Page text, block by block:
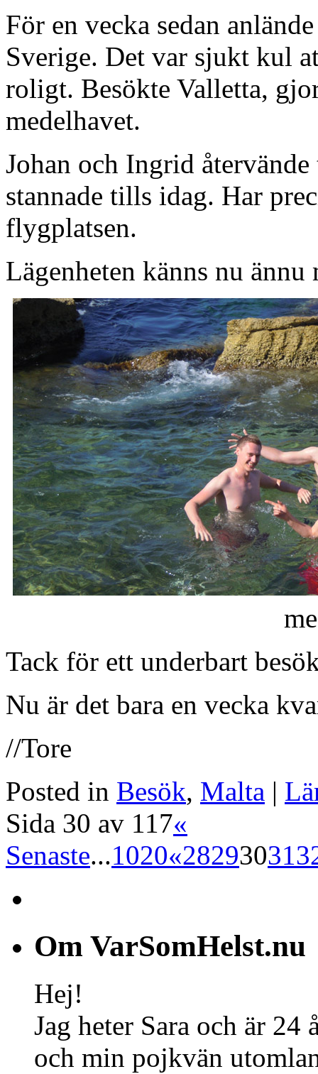
För en vecka sedan
Sverige. Det var sjukt kul
roligt. Besökte Valletta,
medelhavet.
Johan och Ingrid
stannade tills idag. Har
flygplatsen.
Lägenheten känns nu
Tack för ett underbart
Nu är det bara en vecka
//Tore
Posted in Besök, Malta |
Sida 30 av 117«
Senaste...1020«28293031
Om VarSomHelst.nu
Hej!
Jag heter Sara och är
och min pojkvän